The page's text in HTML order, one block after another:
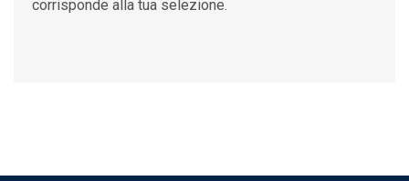
corrisponde alla tua selezione.